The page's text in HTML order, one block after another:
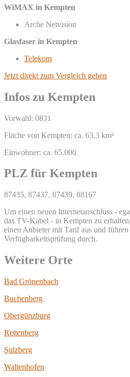
WiMAX in Kempten
Arche Netvision
Glasfaser in Kempten
Telekom
Jetzt direkt zum Vergleich gehen
Infos zu Kempten
Vorwahl: 0831
Fläche von Kempten: ca. 63,3 km²
Einwohner: ca. 65.000
PLZ für Kempten
87435, 87437, 87439, 88167
Um einen neuen Internetanschluss -
das TV-Kabel - in Kempten zu
einen Anbieter mit Tarif aus und führen
Verfügbarkeitsprüfung durch.
Weitere Orte
Bad Grönenbach
Buchenberg
Obergünzburg
Rettenberg
Sulzberg
Waltenhofen